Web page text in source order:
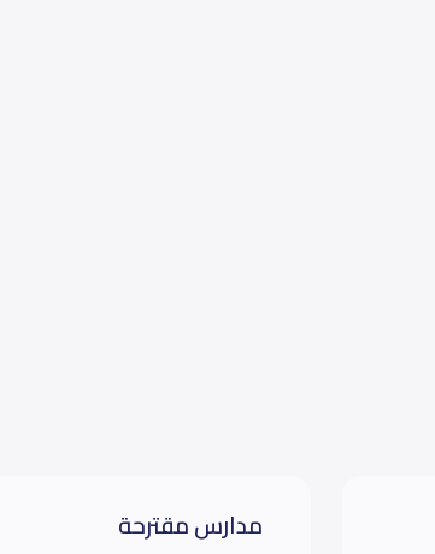
مدارس مقترحة